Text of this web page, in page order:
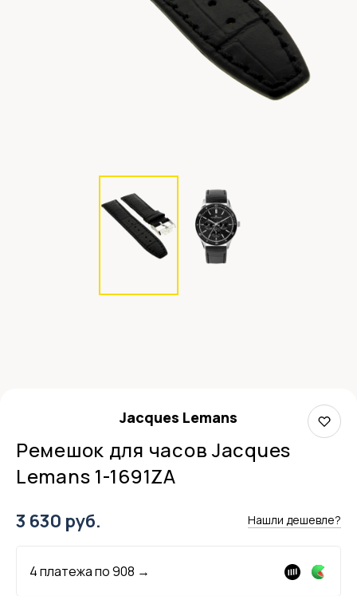
Jacques Lemans
Ремешок для часов Jacques
Lemans 1-1691ZA
3 630 руб. Нашли дешевле?
4 платежа по908 →